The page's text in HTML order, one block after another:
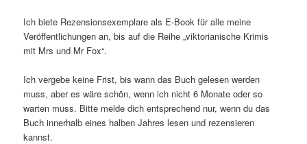
Ich biete Rezensionsexemplare als E-Book für alle meine
Veröffentlichungen an, bis auf die Reihe „viktorianische Krimis
mit Mrs und Mr Fox“.
Ich vergebe keine Frist, bis wann das Buch gelesen werden
muss, aber es wäre schön, wenn ich nicht 6 Monate oder so
warten muss. Bitte melde dich entsprechend nur, wenn du das
Buch innerhalb eines halben Jahres lesen und rezensieren
kannst.